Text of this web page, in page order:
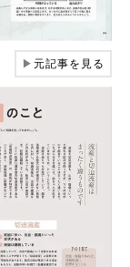
▶元記事を見る